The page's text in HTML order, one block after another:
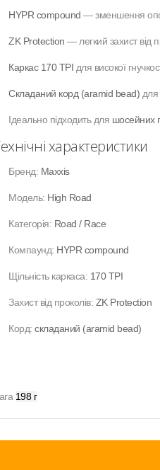
HYPR compound — зменшення
ZK Protection — легкий захист від
Каркас 170 TPI для високої
Складаний корд (aramid bead) для
Ідеально підходить для шосейних
характеристики
Бренд: Maxxis
Модель: High Road
Категорія: Road / Race
Компаунд: HYPR compound
Щільність каркаса: 170 TPI
Захист від проколів: ZK Protection
Корд:складаний (aramid bead)
198 г